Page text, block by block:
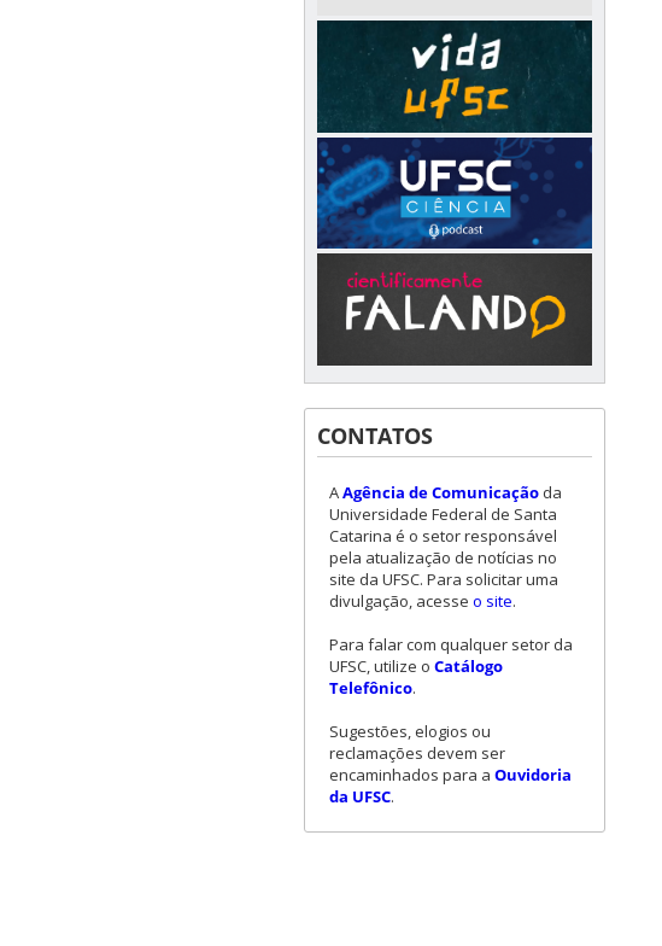
CONTATOS
AAgência de Comunicação da
Universidade Federal de Santa
Catarina é o setor responsável
pela atualização de notícias no
site da UFSC. Para solicitar uma
divulgação, acesse o site.
Para falar com qualquer setor da
UFSC, utilize o Catálogo
Telefônico.
Sugestões, elogios ou
reclamações devem ser
encaminhados para a Ouvidoria
da UFSC.